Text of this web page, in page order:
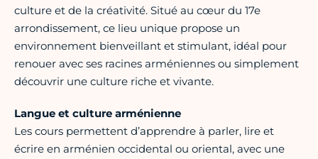
culture et de la créativité. Situé au cœur du 17e
arrondissement, ce lieu unique propose un
environnement bienveillant et stimulant, idéal pour
renouer avec ses racines arméniennes ou simplement
découvrir une culture riche et vivante.
Langue et culture arménienne
Les cours permettent d’apprendre à parler, lire et
écrire en arménien occidental ou oriental, avec une